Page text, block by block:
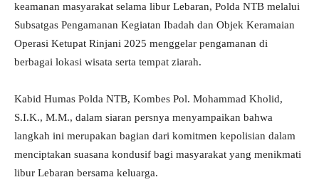
keamanan masyarakat selama libur Lebaran, Polda NTB melalui
Subsatgas Pengamanan Kegiatan Ibadah dan Objek Keramaian
Operasi Ketupat Rinjani 2025 menggelar pengamanan di
berbagai lokasi wisata serta tempat ziarah.
Kabid Humas Polda NTB, Kombes Pol. Mohammad Kholid,
S.I.K., M.M., dalam siaran persnya menyampaikan bahwa
langkah ini merupakan bagian dari komitmen kepolisian dalam
menciptakan suasana kondusif bagi masyarakat yang menikmati
libur Lebaran bersama keluarga.